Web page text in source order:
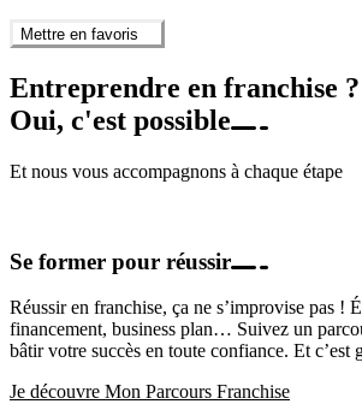
Mettre en favoris
Entreprendre en franchise ?
Oui, c'est possible
Et nous vous accompagnons à chaque étape
Se former pour réussir
Réussir en franchise, ça ne s’improvise pas !
financement, business plan… Suivez un
bâtir votre succès en toute confiance. Et c’est
Je découvre Mon Parcours Franchise